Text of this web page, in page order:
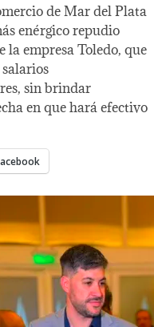
de Mar del Plata
enérgico repudio
empresa Toledo, que
sin brindar
en que hará efectivo